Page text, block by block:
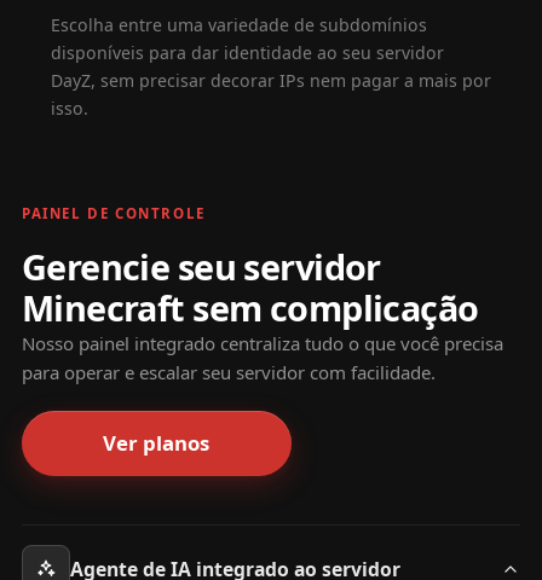
Escolha entre uma variedade de subdomínios
disponíveis para dar identidade ao seu servidor
DayZ, sem precisar decorar IPs nem pagar a mais por
isso.
PAINEL DE CONTROLE
Gerencie seu servidor
Minecraft sem complicação
Nosso painel integrado centraliza tudo o que você precisa
para operar e escalar seu servidor com facilidade.
Ver planos
Agente de IA integrado ao servidor